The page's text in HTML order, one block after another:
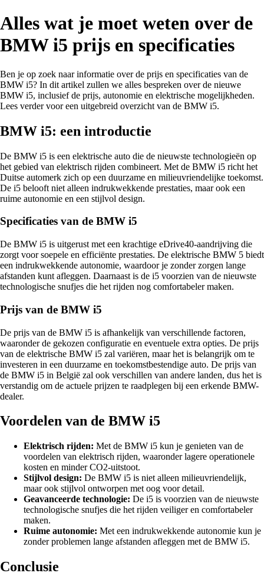
Alles wat je moet weten over de
BMW i5 prijs en specificaties
Ben je op zoek naar informatie over de prijs en specificaties van de
BMW i5? In dit artikel zullen we alles bespreken over de nieuwe
BMW i5, inclusief de prijs, autonomie en elektrische mogelijkheden.
Lees verder voor een uitgebreid overzicht van de BMW i5.
BMW i5: een introductie
De BMW i5 is een elektrische auto die de nieuwste technologieën op
het gebied van elektrisch rijden combineert. Met de BMW i5 richt het
Duitse automerk zich op een duurzame en milieuvriendelijke toekomst.
De i5 belooft niet alleen indrukwekkende prestaties, maar ook een
ruime autonomie en een stijlvol design.
Specificaties van de BMW i5
De BMW i5 is uitgerust met een krachtige eDrive40-aandrijving die
zorgt voor soepele en efficiënte prestaties. De elektrische BMW 5 biedt
een indrukwekkende autonomie, waardoor je zonder zorgen lange
afstanden kunt afleggen. Daarnaast is de i5 voorzien van de nieuwste
technologische snufjes die het rijden nog comfortabeler maken.
Prijs van de BMW i5
De prijs van de BMW i5 is afhankelijk van verschillende factoren,
waaronder de gekozen configuratie en eventuele extra opties. De prijs
van de elektrische BMW i5 zal variëren, maar het is belangrijk om te
investeren in een duurzame en toekomstbestendige auto. De prijs van
de BMW i5 in België zal ook verschillen van andere landen, dus het is
verstandig om de actuele prijzen te raadplegen bij een erkende BMW-
dealer.
Voordelen van de BMW i5
Elektrisch rijden: Met de BMW i5 kun je genieten van de
voordelen van elektrisch rijden, waaronder lagere operationele
kosten en minder CO2-uitstoot.
Stijlvol design: De BMW i5 is niet alleen milieuvriendelijk,
maar ook stijlvol ontworpen met oog voor detail.
Geavanceerde technologie: De i5 is voorzien van de nieuwste
technologische snufjes die het rijden veiliger en comfortabeler
maken.
Ruime autonomie: Met een indrukwekkende autonomie kun je
zonder problemen lange afstanden afleggen met de BMW i5.
Conclusie